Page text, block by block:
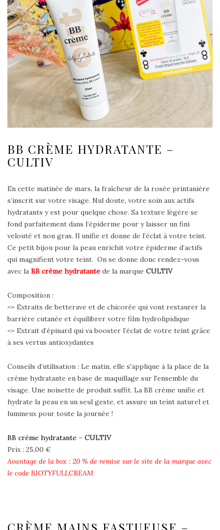
BB CRÈME HYDRATANTE –
CULTIV
En cette matinée de mars, la fraîcheur de la rosée printanière
s’inscrit sur votre visage. Nul doute, votre soin aux actifs
hydratants y est pour quelque chose. Sa texture légère se
fond parfaitement dans l’épiderme pour y laisser un fini
velouté et non gras. Il unifie et donne de l’éclat à votre teint.
Ce petit bijou pour la peau enrichit votre épiderme d’actifs
qui magnifient votre teint. On se donne donc rendez-vous
avec la BB crème hydratante de la marque CULTIV
Composition :
=> Extraits de betterave et de chicorée qui vont restaurer la
barrière cutanée et équilibrer votre film hydrolipidique
=> Extrait d’épinard qui va booster l’éclat de votre teint grâce
à ses vertus antioxydantes
Conseils d’utilisation : Le matin, elle s'applique à la place de la
crème hydratante en base de maquillage sur l'ensemble du
visage. Une noisette de produit suffit. La BB crème unifie et
hydrate la peau en un seul geste, et assure un teint naturel et
lumineux pour toute la journée !
BB crème hydratante – CULTIV
Prix : 25,00 €
Avantage de la box : 20 % de remise sur le site de la marque avec
le code BIOTYFULLCREAM